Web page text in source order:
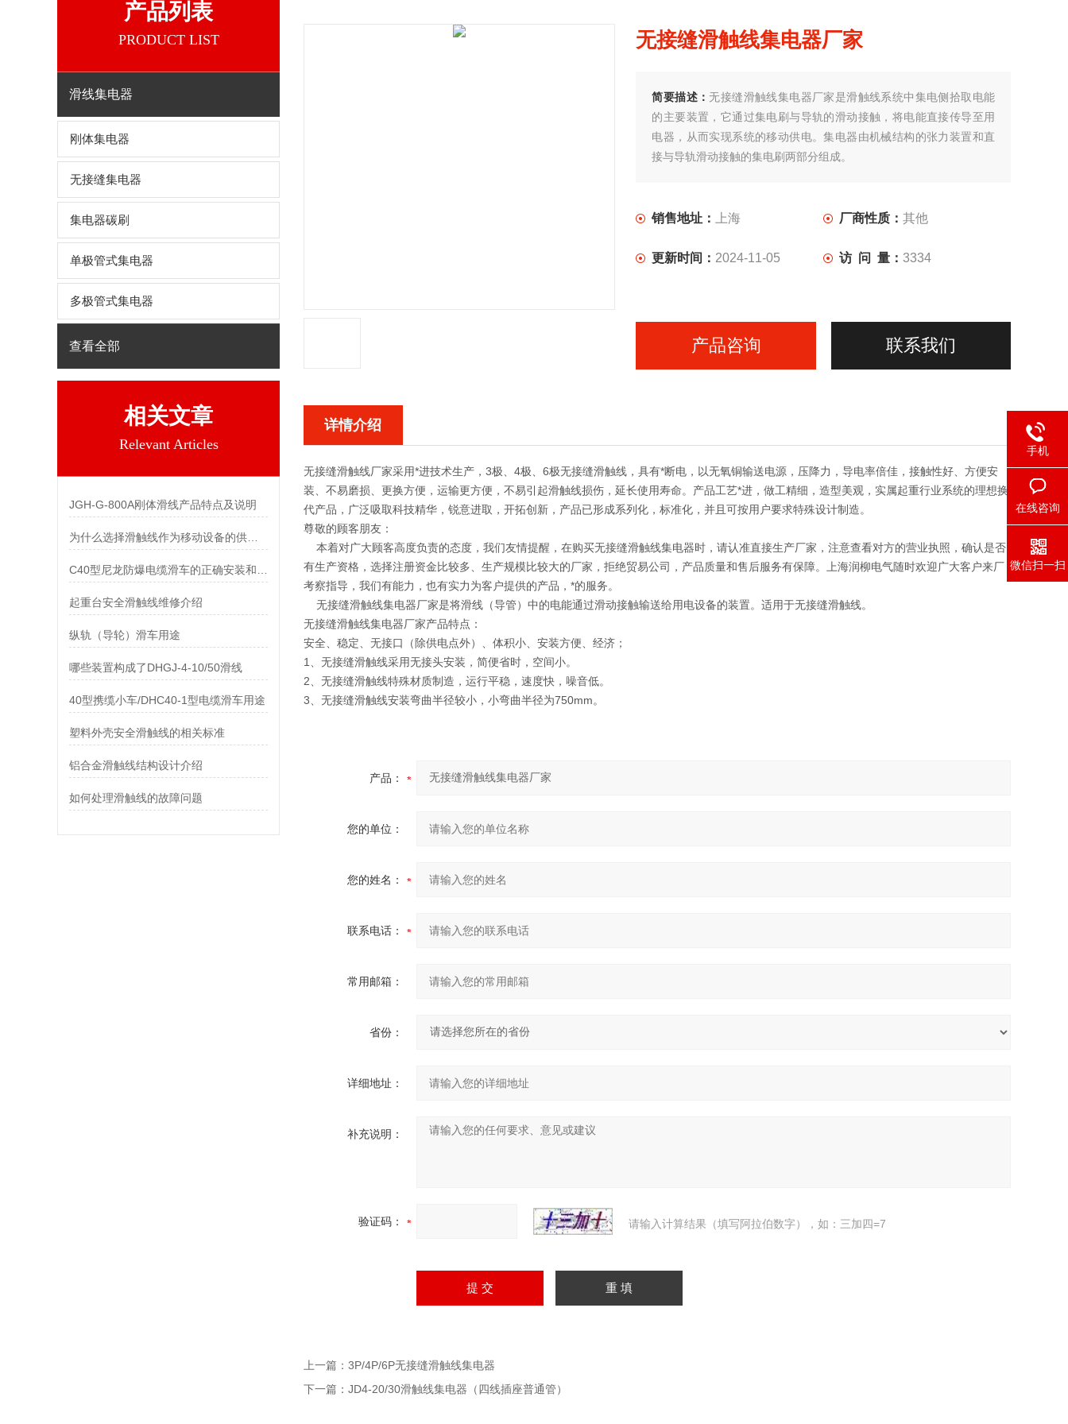
产品列表
PRODUCT LIST
滑线集电器
刚体集电器
无接缝集电器
集电器碳刷
单极管式集电器
多极管式集电器
查看全部
相关文章
Relevant Articles
JGH-G-800A刚体滑线产品特点及说明
为什么选择滑触线作为移动设备的供电设施
起重台安全滑触线维修介绍
纵轨（导轮）滑车用途
哪些装置构成了DHGJ-4-10/50滑线
40型携缆小车/DHC40-1型电缆滑车用途
塑料外壳安全滑触线的相关标准
铝合金滑触线结构设计介绍
如何处理滑触线的故障问题
无接缝滑触线集电器厂家
简要描述：无接缝滑触线集电器厂家是滑触线系统中集电侧拾取电能
的主要装置，它通过集电刷与导轨的滑动接触，将电能直接传导至用
电器，从而实现系统的移动供电。集电器由机械结构的张力装置和直
接与导轨滑动接触的集电刷两部分组成。
销售地址： 上海 厂商性质：其他
更新时间： 2024-11-05 访 问 量：3334
产品咨询 联系我们
详情介绍
无接缝滑触线厂家采用*进技术生产，3极、4极、6极无接缝滑触线，具有*断电，以无氧铜输送电源，压降力，导电率倍佳，接触性好、方便安
装、不易磨损、更换方便，运输更方便，不易引起滑触线损伤，延长使用寿命。产品工艺*进，做工精细，造型美观，实属起重行业系统的理想换
代产品，广泛吸取科技精华，锐意进取，开拓创新，产品已形成系列化，标准化，并且可按用户要求特殊设计制造。
尊敬的顾客朋友：
本着对广大顾客高度负责的态度，我们友情提醒，在购买无接缝滑触线集电器时，请认准直接生产厂家，注意查看对方的营业执照，确认是否
有生产资格，选择注册资金比较多、生产规模比较大的厂家，拒绝贸易公司，产品质量和售后服务有保障。上海润柳电气随时欢迎广大客户来厂
考察指导，我们有能力，也有实力为客户提供的产品，*的服务。
无接缝滑触线集电器厂家是将滑线（导管）中的电能通过滑动接触输送给用电设备的装置。适用于无接缝滑触线。
无接缝滑触线集电器厂家产品特点：
安全、稳定、无接口（除供电点外）、体积小、安装方便、经济；
1、无接缝滑触线采用无接头安装，简便省时，空间小。
2、无接缝滑触线特殊材质制造，运行平稳，速度快，噪音低。
3、无接缝滑触线安装弯曲半径较小，小弯曲半径为750mm。
产品：
您的单位：
您的姓名：
联系电话：
常用邮箱：
省份：
详细地址：
补充说明：
验证码： 请输入计算结果（填写阿拉伯数字），如：三加四=7
上一篇： 3P/4P/6P无接缝滑触线集电器
下一篇： JD4-20/30滑触线集电器（四线插座普通管）
手机
在线咨询
微信扫一扫